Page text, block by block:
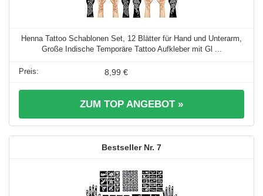
Henna Tattoo Schablonen Set, 12 Blätter für Hand und Unterarm,
Große Indische Temporäre Tattoo Aufkleber mit Gl ...
8,99 €
ZUM TOP ANGEBOT »
7